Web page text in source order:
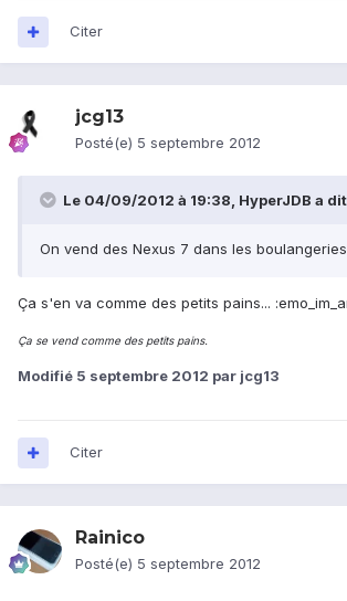
Citer
jcg13
Posté(e) 5 septembre 2012
Le 04/09/2012 à 19:38, HyperJDB a
On vend des Nexus 7 dans les
Ça s'en va comme des petits pains...
Ça se vend comme des petits pains.
Modifié 5 septembre 2012 par jcg13
Citer
Rainico
Posté(e) 5 septembre 2012